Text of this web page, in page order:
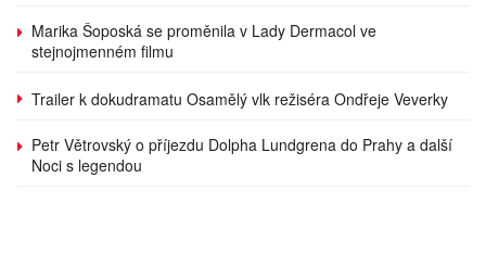
Marika Šoposká se proměnila v Lady Dermacol ve
stejnojmenném filmu
Trailer k dokudramatu Osamělý vlk režiséra Ondřeje Veverky
Petr Větrovský o příjezdu Dolpha Lundgrena do Prahy a další
Noci s legendou